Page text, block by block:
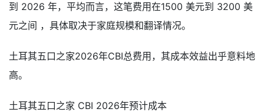
到 2026 年，平均而言，这笔费用在1500 美元到 3200 美
元之间 ，具体取决于家庭规模和翻译情况。
土耳其五口之家2026年CBI总费用，其成本效益出乎意料地
高。
土耳其五口之家 CBI 2026年预计成本